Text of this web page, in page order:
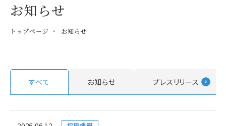
お知らせ
トップページ お知らせ
すべて お知らせ プレスリリース